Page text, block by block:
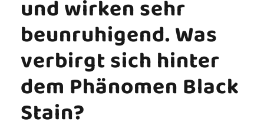
und wirken sehr
beunruhigend. Was
verbirgt sich hinter
dem Phänomen Black
Stain?